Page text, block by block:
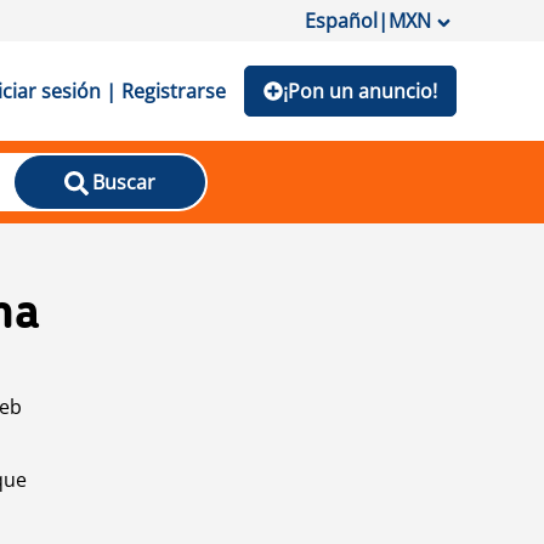
Español|MXN
sesión | Registrarse ¡Pon un anuncio!
Buscar